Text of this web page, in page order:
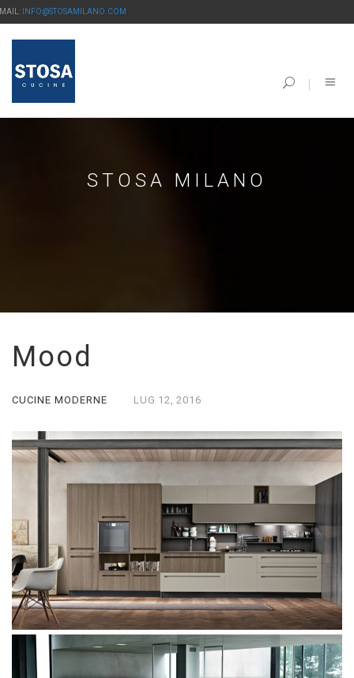
INFO@STOSAMILANO.COM
STOSA MILANO
Mood
CUCINE MODERNE LUG 12, 2016